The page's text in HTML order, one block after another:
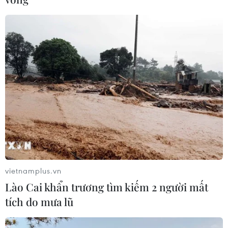
đồng won của Hàn Quốc
05/08/2026 23:26
Mỹ hoàn trả khoảng 100 tỷ USD thuế
quan sau phán quyết của Tòa án Tối
cao
05/08/2026 22:58
Nhật Bản: Nội các thông qua chính
sách giảm thuế tiêu thụ thực phẩm
xuống 1%
05/08/2026 15:30
Ngành Hải quan đẩy mạnh cải cách
thể chế và hiện đại hóa công tác
vietnamplus.vn
Lào Cai khẩn trương tìm kiếm 2 người mất
tích do mưa lũ